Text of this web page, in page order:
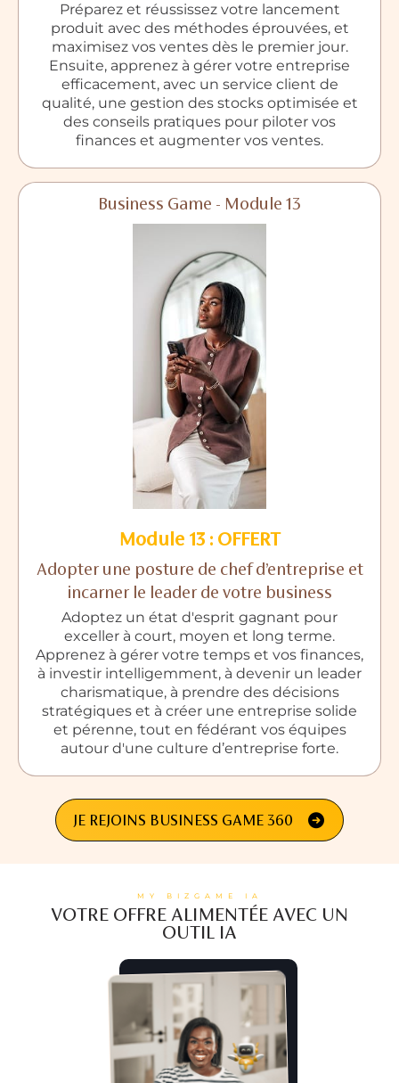
Préparez et réussissez votre lancement
produit avec des méthodes éprouvées, et
maximisez vos ventes dès le premier jour.
Ensuite, apprenez à gérer votre entreprise
efficacement, avec un service client de
qualité, une gestion des stocks optimisée et
des conseils pratiques pour piloter vos
finances et augmenter vos ventes.
Business Game - Module 13
Module 13 : OFFERT
Adopter une posture de chef d’entreprise et
incarner le leader de votre business
Adoptez un état d'esprit gagnant pour
exceller à court, moyen et long terme.
Apprenez à gérer votre temps et vos finances,
à investir intelligemment, à devenir un leader
charismatique, à prendre des décisions
stratégiques et à créer une entreprise solide
et pérenne, tout en fédérant vos équipes
autour d'une culture d’entreprise forte.
JE REJOINS BUSINESS GAME 360
MY BIZGAME IA
VOTRE OFFRE ALIMENTÉE AVEC UN
OUTIL IA